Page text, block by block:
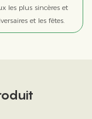
les plus sincères et
et les fêtes.